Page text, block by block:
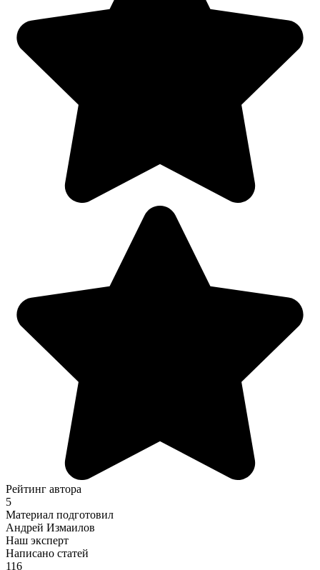
Рейтинг автора
5
Материал подготовил
Андрей Измаилов
Наш эксперт
Написано статей
116